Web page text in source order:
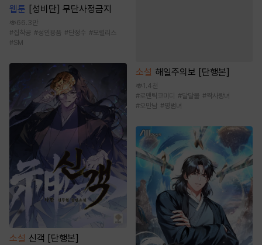
웹툰 [성비단] 무단사정금지
66.3만
#집착공 #성인용품 #단정수 #모럴리스
#SM
소설 신객 [단행본]
소설 해일주의보 [단행본]
1.4천
#로맨틱코미디 #달달물 #짝사랑녀
#오만남 #평범녀